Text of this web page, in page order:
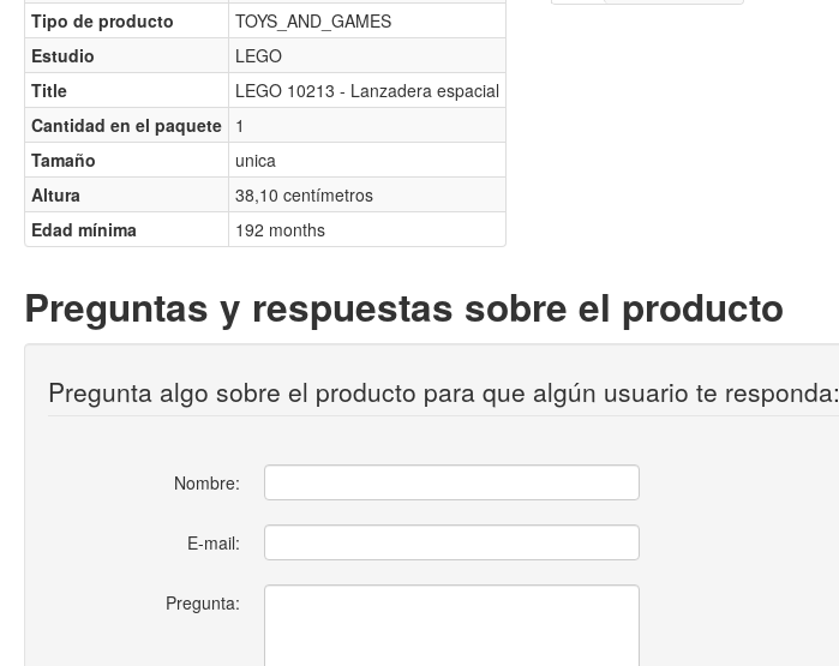
Tipo de producto
TOYS_AND_GAMES
Estudio
LEGO
Title
LEGO 10213 - Lanzadera espacial
Cantidad en el paquete 1
Tamaño
unica
Altura
38,10 centímetros
Edad mínima
192 months
Preguntas y respuestas sobre el producto
Pregunta algo sobre el producto para que algún usuario te responda:
Nombre:
E-mail:
Pregunta: